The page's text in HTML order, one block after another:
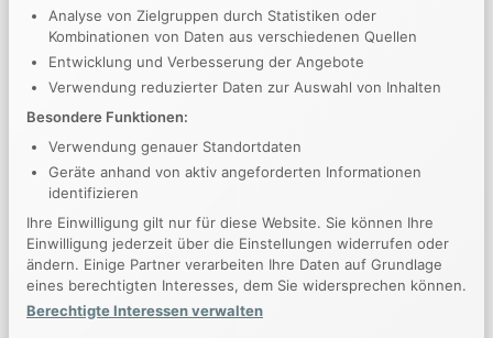
Analyse von Zielgruppen durch Statistiken oder
Kombinationen von Daten aus verschiedenen Quellen
Entwicklung und Verbesserung der Angebote
Verwendung reduzierter Daten zur Auswahl von Inhalten
Besondere Funktionen:
Verwendung genauer Standortdaten
Geräte anhand von aktiv angeforderten Informationen
identifizieren
Ihre Einwilligung gilt nur für diese Website. Sie können Ihre
Einwilligung jederzeit über die Einstellungen widerrufen oder
ändern. Einige Partner verarbeiten Ihre Daten auf Grundlage
eines berechtigten Interesses, dem Sie widersprechen können.
Berechtigte Interessen verwalten